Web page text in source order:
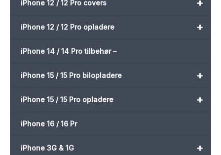
+
iPhone 12 / 12 Pro covers
+
iPhone 12 / 12 Pro opladere
iPhone 14 / 14 Pro tilbehør –
+
iPhone 15 / 15 Pro bilopladere
+
iPhone 15 / 15 Pro opladere
iPhone 16 / 16 Pr
+
iPhone 3G & 1G